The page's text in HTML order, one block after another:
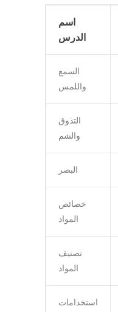
اسم
الدرس
السمع
واللمس
التذوق
والشم
البصر
خصائص
المواد
تصنيف
المواد
استخدامات